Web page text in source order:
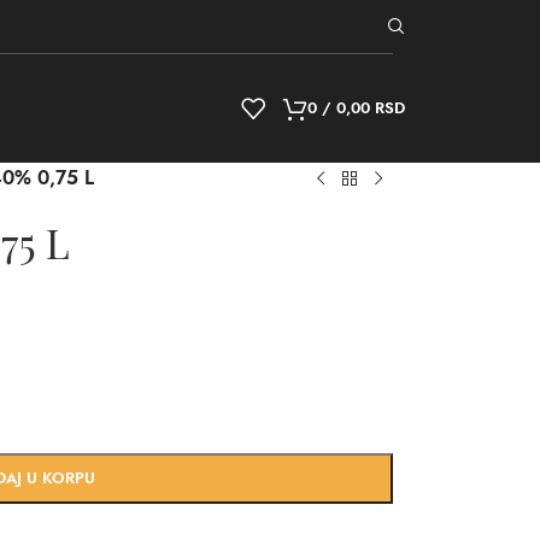
0 / 0,00 RSD
0,75 L
L
U KORPU